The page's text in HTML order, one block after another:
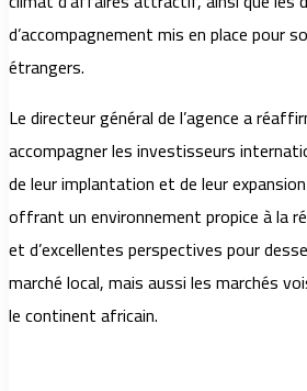
d’accompagnement mis en place pour
étrangers.
Le directeur général de l’agence a
accompagner les investisseurs
de leur implantation et de leur
offrant un environnement propice à la
et d’excellentes perspectives pour
marché local, mais aussi les marchés
le continent africain.